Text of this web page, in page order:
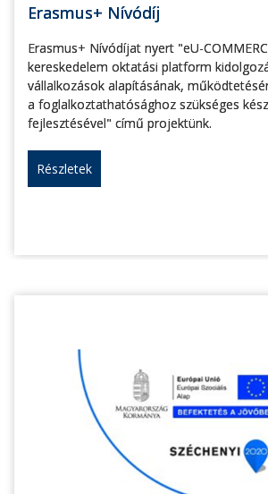
Erasmus+ Nívódíj
Erasmus+ Nívódíjat nyert "eU-
kereskedelem oktatási platform
vállalkozások alapításának,
a foglalkoztathatósághoz szükséges
fejlesztésével" című projektünk.
Részletek